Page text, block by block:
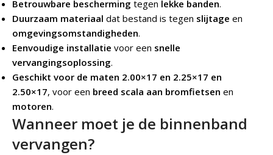
Betrouwbare bescherming tegen lekke banden.
Duurzaam materiaal dat bestand is tegen slijtage en
omgevingsomstandigheden.
Eenvoudige installatie voor een snelle
vervangingsoplossing.
Geschikt voor de maten 2.00×17 en 2.25×17 en
2.50×17, voor een breed scala aan bromfietsen en
motoren.
Wanneer moet je de binnenband
vervangen?